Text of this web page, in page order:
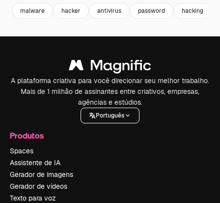
malware hacker antivirus password hacking
A plataforma criativa para você direcionar seu melhor trabalho.
Mais de 1 milhão de assinantes entre criativos, empresas,
agências e estúdios.
Português
Produtos
Spaces
Assistente de IA
Gerador de imagens
Gerador de vídeos
Texto para voz